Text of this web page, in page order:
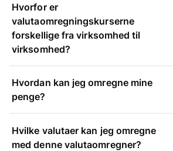
Hvorfor er
valutaomregningskurserne
forskellige fra virksomhed til
virksomhed?
Hvordan kan jeg omregne mine
penge?
Hvilke valutaer kan jeg omregne
med denne valutaomregner?